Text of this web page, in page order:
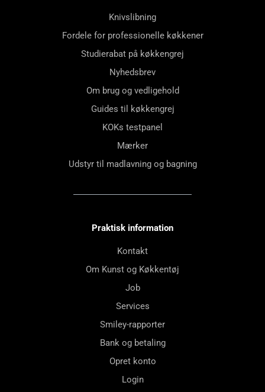
Knivslibning
Fordele for professionelle køkkener
Studierabat på køkkengrej
Nyhedsbrev
Om brug og vedligehold
Guides til køkkengrej
KOKs testpanel
Mærker
Udstyr til madlavning og bagning
Praktisk information
Kontakt
Om Kunst og Køkkentøj
Job
Services
Smiley-rapporter
Bank og betaling
Opret konto
Login